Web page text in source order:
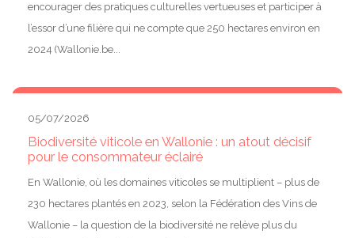
encourager des pratiques culturelles vertueuses et participer à
l’essor d’une filière qui ne compte que 250 hectares environ en
2024 (Wallonie.be...
05/07/2026
Biodiversité viticole en Wallonie : un atout décisif
pour le consommateur éclairé
En Wallonie, où les domaines viticoles se multiplient – plus de
230 hectares plantés en 2023, selon la Fédération des Vins de
Wallonie – la question de la biodiversité ne relève plus du